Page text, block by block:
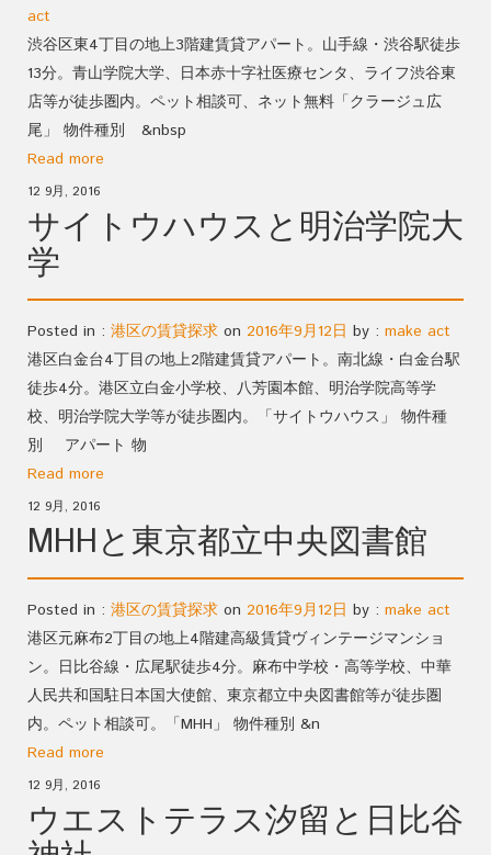
act
渋谷区東4丁目の地上3階建賃貸アパート。山手線・渋谷駅徒歩
13分。青山学院大学、日本赤十字社医療センタ、ライフ渋谷東
店等が徒歩圏内。ペット相談可、ネット無料「クラージュ広
尾」 物件種別 &nbsp
Read more
12 9月, 2016
サイトウハウスと明治学院大
学
Posted in : 港区の賃貸探求 on 2016年9月12日 by : make act
港区白金台4丁目の地上2階建賃貸アパート。南北線・白金台駅
徒歩4分。港区立白金小学校、八芳園本館、明治学院高等学
校、明治学院大学等が徒歩圏内。「サイトウハウス」 物件種
別 アパート 物
Read more
12 9月, 2016
MHHと東京都立中央図書館
Posted in : 港区の賃貸探求 on 2016年9月12日 by : make act
港区元麻布2丁目の地上4階建高級賃貸ヴィンテージマンショ
ン。日比谷線・広尾駅徒歩4分。麻布中学校・高等学校、中華
人民共和国駐日本国大使館、東京都立中央図書館等が徒歩圏
内。ペット相談可。「MHH」 物件種別 &n
Read more
12 9月, 2016
ウエストテラス汐留と日比谷